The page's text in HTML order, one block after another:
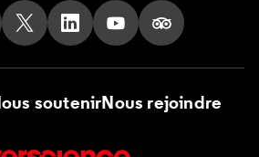
sur Facebook
nous sur Tik Tok
Suivez nous sur X
Suivez nous sur LinkedIn
Suivez nous sur
Suivez nous
soutenirNous rejoindre